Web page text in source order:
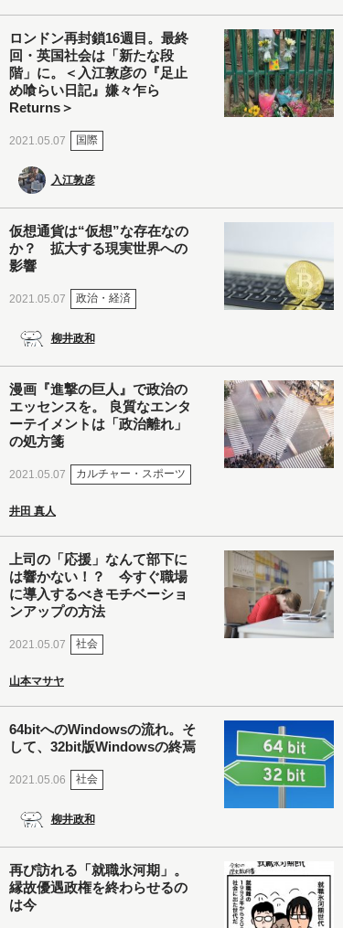
ロンドン再封鎖16週目。最終
回・英国社会は「新たな段
階」に。＜入江敦彦の『足止
め喰らい日記』嫌々乍ら
Returns＞
2021.05.07 国際
入江敦彦
仮想通貨は“仮想”な存在なの
か？ 拡大する現実世界への
影響
2021.05.07 政治・経済
柳井政和
漫画『進撃の巨人』で政治の
エッセンスを。 良質なエンタ
ーテイメントは「政治離れ」
の処方箋
2021.05.07 カルチャー・スポーツ
井田 真人
上司の「応援」なんて部下に
は響かない！？ 今すぐ職場
に導入するべきモチベーショ
ンアップの方法
2021.05.07 社会
山本マサヤ
64bitへのWindowsの流れ。そ
して、32bit版Windowsの終焉
2021.05.06 社会
柳井政和
再び訪れる「就職氷河期」。
縁故優遇政権を終わらせるの
は今